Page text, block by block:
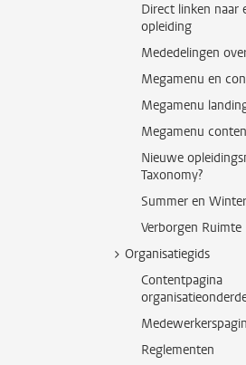
Direct linken naar
opleiding
Mededelingen
Megamenu en
Megamenu
Megamenu
Nieuwe
Taxonomy?
Summer en
Verborgen Ruimte
Organisatiegids
Contentpagina
Reglementen